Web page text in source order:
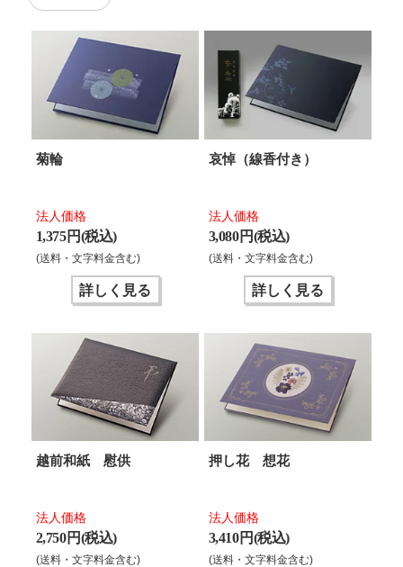
菊輪
法人価格
1,375 円(税込)
(送料・文字料金含む)
詳しく見る
哀悼（線香付き）
法人価格
3,080 円(税込)
(送料・文字料金含む)
詳しく見る
越前和紙 慰供
法人価格
2,750 円(税込)
(送料・文字料金含む)
押し花 想花
法人価格
3,410 円(税込)
(送料・文字料金含む)